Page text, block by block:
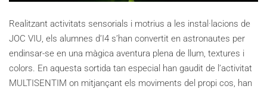
Realitzant activitats sensorials i motrius a les instal·lacions de
JOC VIU, els alumnes d’I4 s’han convertit en astronautes per
endinsar-se en una màgica aventura plena de llum, textures i
colors. En aquesta sortida tan especial han gaudit de l’activitat
MULTISENTIM on mitjançant els moviments del propi cos, han